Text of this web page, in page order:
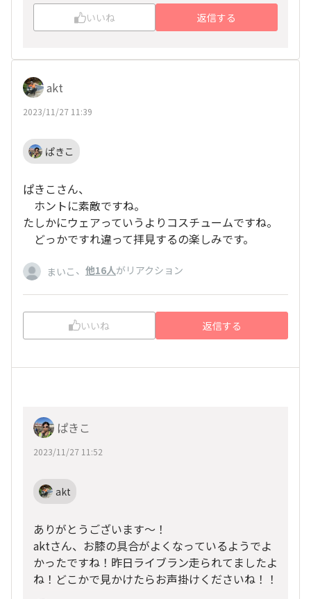
いいね 返信する
akt
2023/11/27 11:39
ぱきこ
ぱきこさん、
ホントに素敵ですね。
たしかにウェアっていうよりコスチュームですね。
どっかですれ違って拝見するの楽しみです。
まいこ 、 他16人がリアクション
いいね 返信する
ぱきこ
2023/11/27 11:52
akt
ありがとうございます〜！
aktさん、お膝の具合がよくなっているようでよ
かったですね！昨日ライブラン走られてましたよ
ね！どこかで見かけたらお声掛けくださいね！！